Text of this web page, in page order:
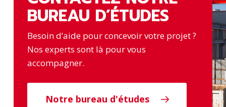
BUREAU D’ÉTUDES
Besoin d’aide pour concevoir votre projet ?
Nos experts sont là pour vous
accompagner.
Notre bureau d'études